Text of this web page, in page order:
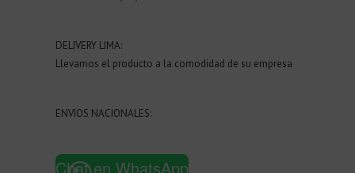
DELIVERY LIMA:
Llevamos el producto a la comodidad de su empresa
ENVIOS NACIONALES:
Chat en WhatsApp